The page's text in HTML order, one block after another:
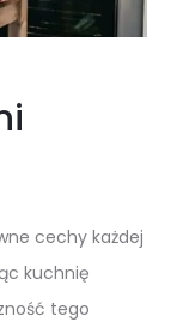
cechy każdej
kuchnię
tego